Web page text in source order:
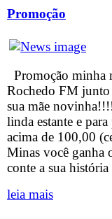
Promoção
Promoção minha
Rochedo FM junto
sua mãe
linda estante e
acima de 100,00
Minas você ganha
conte a sua
leia mais